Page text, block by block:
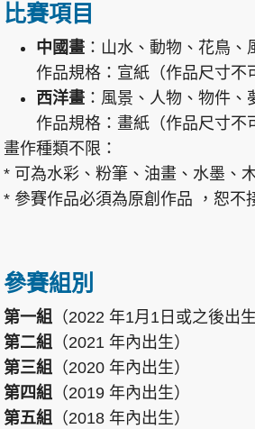
比賽項目
中國畫 ：山水、動物、花鳥、
作品規格：宣紙（作品尺寸不
西洋畫 ：風景、人物、物件、
作品規格：畫紙（作品尺寸不
畫作種類不限：
* 可為水彩、粉筆、油畫、水墨、
* 參賽作品必須為原創作品 ，恕不
參賽組別
第一組 （2022 年1月1日或之後出生
第二組 （2021 年內出生）
第三組 （2020 年內出生）
第四組 （2019 年內出生）
第五組 （2018 年內出生）